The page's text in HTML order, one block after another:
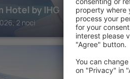
Hotel by IHG
2 noci